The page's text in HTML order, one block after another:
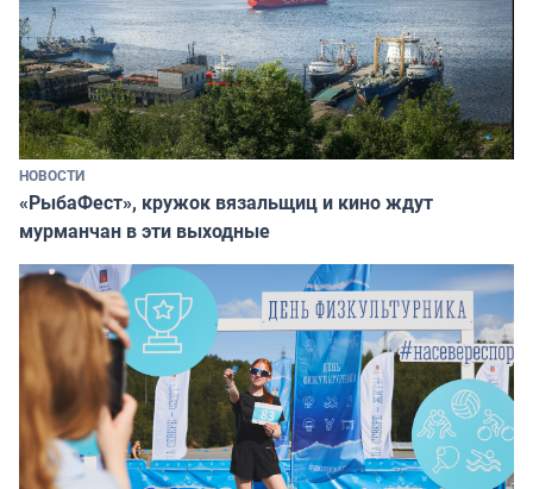
НОВОСТИ
«РыбаФест», кружок вязальщиц и кино ждут
мурманчан в эти выходные